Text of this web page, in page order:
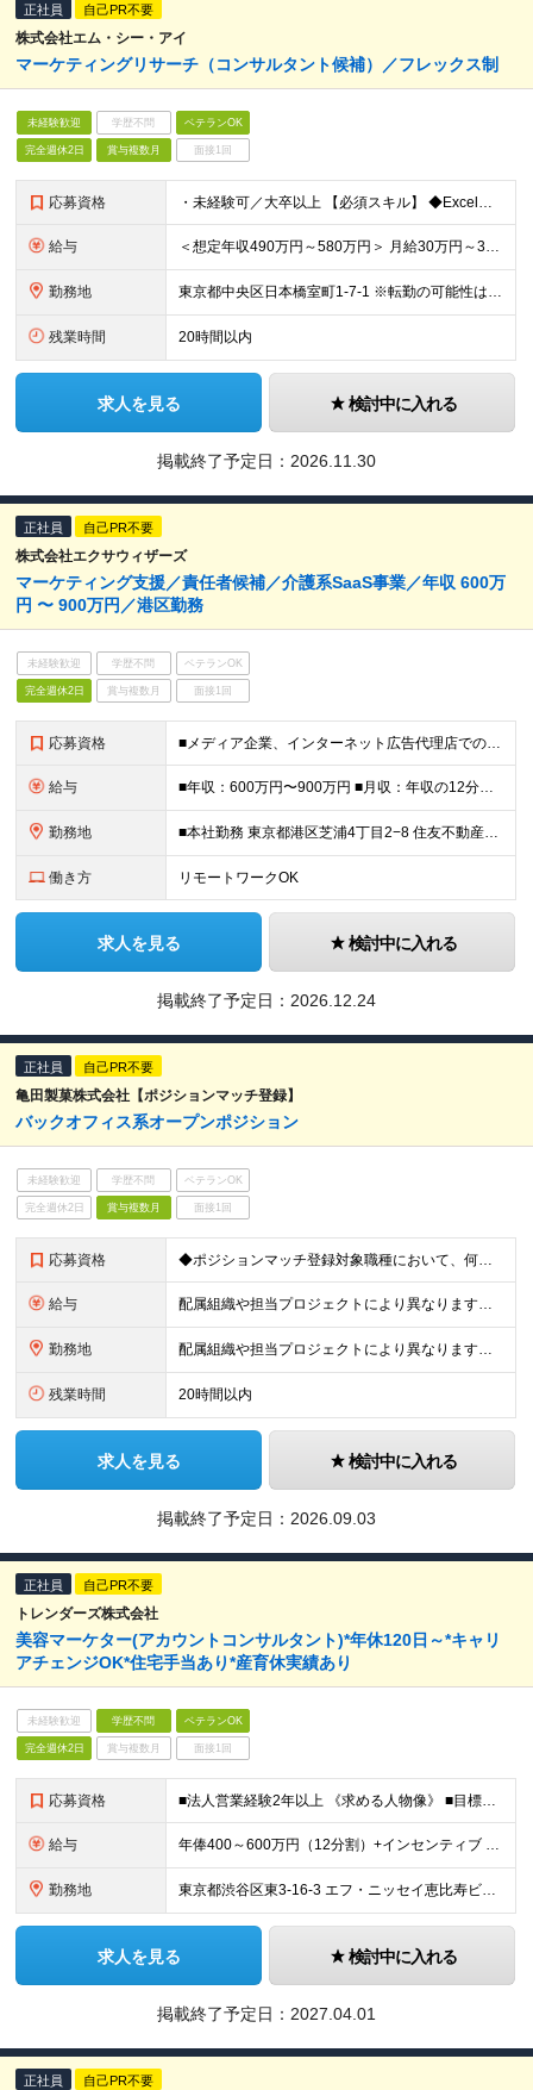
正社員 自己PR不要
株式会社エム・シー・アイ
マーケティングリサーチ（コンサルタント候補）／フレックス制
未経験歓迎 学歴不問 ベテランOK
完全週休2日 賞与複数月 面接1回
応募資格 ・未経験可／大卒以上 【必須スキル】 ◆Excel関数を使用した実務経験（VlookUP等） ◆ブラインドタッチが可能な方（目安：タイピングスキル180key/1分間以上） ※社内では未経験者が
給与 ＜想定年収490万円～580万円＞ 月給30万円～35万円 ※前職経験、スキルを考慮の上、当社規定により優遇いたします ※残業代は全額支給します □年1回給与改定があります □試用期間6ヶ月 ┗期間
勤務地 東京都中央区日本橋室町1-7-1 ※転勤の可能性はありません。 (変更の範囲)変更なし
残業時間 20時間以内
求人を見る 検討中に入れる
掲載終了予定日： 2026.11.30
正社員 自己PR不要
株式会社エクサウィザーズ
マーケティング支援／責任者候補／介護系SaaS事業／年収 600万
円 〜 900万円／港区勤務
未経験歓迎 学歴不問 ベテランOK
完全週休2日 賞与複数月 面接1回
応募資格 ■メディア企業、インターネット広告代理店での営業またはメディア運営の経験 ■ピープルマネジメントの経験 ■業務の中で、やり切って結果出した経験 ■東京オフィス（田町/三田駅）への出勤が可能な地域に在住
給与 ■年収：600万円〜900万円 ■月収：年収の12分割分を支給 月収下限50万円/基本給369,930円・みなし残業代45時間分/130,070円 月収上限75万円/基本給554,910円・みなし残業
勤務地 ■本社勤務 東京都港区芝浦4丁目2−8 住友不動産三田ファーストビル5階 (変更の範囲)上記を除く当社関連勤務地
働き方 リモートワークOK
求人を見る 検討中に入れる
掲載終了予定日： 2026.12.24
正社員 自己PR不要
亀田製菓株式会社【ポジションマッチ登録】
バックオフィス系オープンポジション
未経験歓迎 学歴不問 ベテランOK
完全週休2日 賞与複数月 面接1回
応募資格 ◆ポジションマッチ登録対象職種において、何かしらの知識・経験を有する方
給与 配属組織や担当プロジェクトにより異なります。 想定年収：450万円～1100万円 ※ご経験やスキルに応じて決定します。 ※上記想定年収はあくまでも目安の金額であり、 選考を通じて上下する可能性があ
勤務地 配属組織や担当プロジェクトにより異なります。 ◆新潟本社 新潟県新潟市江南区亀田工業団地3丁目1番1号 ◆東京オフィス 東京都中央区入船3丁目3番8号 ヒューリック築地イーストビル 東京オフィス
残業時間 20時間以内
求人を見る 検討中に入れる
掲載終了予定日： 2026.09.03
正社員 自己PR不要
トレンダーズ株式会社
美容マーケター(アカウントコンサルタント)*年休120日～*キャリ
アチェンジOK*住宅手当あり*産育休実績あり
未経験歓迎 学歴不問 ベテランOK
完全週休2日 賞与複数月 面接1回
応募資格 ■法人営業経験2年以上 《求める人物像》 ■目標数字（売上および粗利）への達成意欲が高い方 ■広告・マーケティング業界/プロモーションへの興味関心がある方 ■プロジェクト推進能力がある方 ■美容やト
給与 年俸400～600万円（12分割）+インセンティブ ※スキル・経験を考慮の上、決定します ※上記金額には固定残業代として月45時間相当（月9万円～13.6万円程度）が含まれています ※超過分は別途支給
勤務地 東京都渋谷区東3-16-3 エフ・ニッセイ恵比寿ビル8階 ※(変更の範囲)上記を除く当社関連勤務地
求人を見る 検討中に入れる
掲載終了予定日： 2027.04.01
正社員 自己PR不要